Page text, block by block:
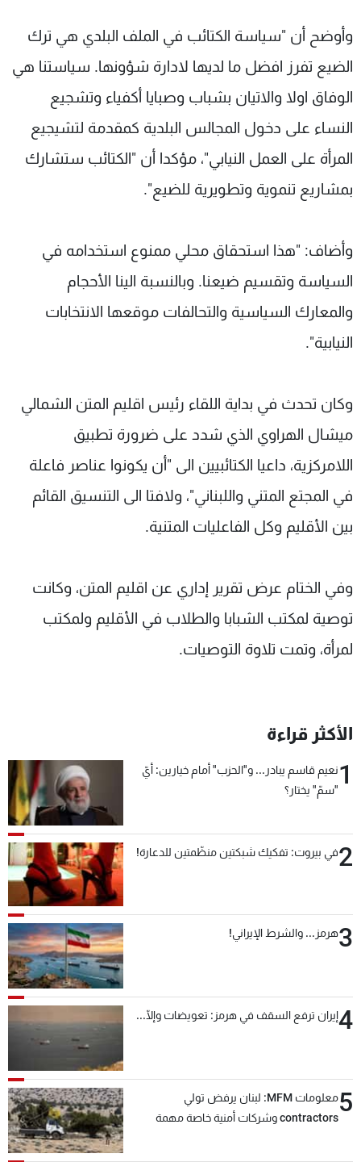
وأوضح أن "سياسة الكتائب في الملف البلدي هي ترك
الضيع تفرز افضل ما لديها لادارة شؤونها. سياستنا هي
الوفاق اولا والاتيان بشباب وصبايا أكفياء وتشجيع
النساء على دخول المجالس البلدية كمقدمة لتشيجيع
المرأة على العمل النيابي"، مؤكدا أن "الكتائب ستشارك
بمشاريع تنموية وتطويرية للضيع".
وأضاف: "هذا استحقاق محلي ممنوع استخدامه في
السياسة وتقسيم ضيعنا. وبالنسبة الينا الأحجام
والمعارك السياسية والتحالفات موقعها الانتخابات
النيابية".
وكان تحدث في بداية اللقاء رئيس اقليم المتن الشمالي
ميشال الهراوي الذي شدد على ضرورة تطبيق
اللامركزية، داعيا الكتائبيين الى "أن يكونوا عناصر فاعلة
في المجتع المتني واللبناني"، ولافتا الى التنسيق القائم
بين الأقليم وكل الفاعليات المتنية.
وفي الختام عرض تقرير إداري عن اقليم المتن، وكانت
توصية لمكتب الشبابا والطلاب في الأقليم ولمكتب
لمرأة، وتمت تلاوة التوصيات.
الأكثر قراءة
1نعيم قاسم يبادر... و"الحزب" أمام خيارين: أيّ
"سمّ" يختار؟
2في بيروت: تفكيك شبكتين منظّمتين للدعارة!
3هرمز... والشرط الإيراني!
4إيران ترفع السقف في هرمز: تعويضات وإلّا...
5
معلومات MFM: لبنان يرفض تولي
contractors وشركات أمنية خاصة مهمة